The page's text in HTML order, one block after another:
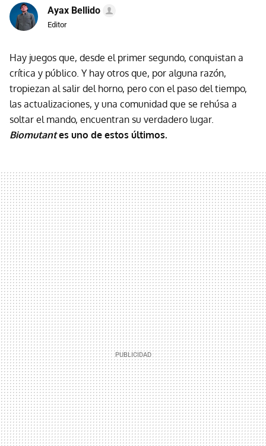
Ayax Bellido
Editor
Hay juegos que, desde el primer segundo, conquistan a
crítica y público. Y hay otros que, por alguna razón,
tropiezan al salir del horno, pero con el paso del tiempo,
las actualizaciones, y una comunidad que se rehúsa a
soltar el mando, encuentran su verdadero lugar.
Biomutantes uno de estos últimos.